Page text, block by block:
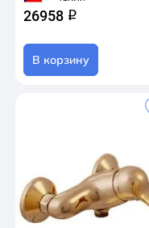
26958 q
В корзину